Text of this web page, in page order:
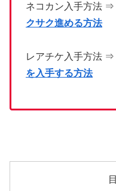
ネコカン入手方法 ⇒
クサク進める方法
レアチケ入手方法 ⇒
を入手する方法